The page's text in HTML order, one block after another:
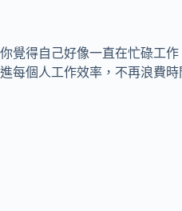
你覺得自己好像一直在忙碌工
進每個人工作效率，不再浪費時